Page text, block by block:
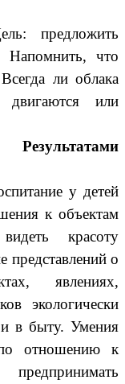
предложить
Напомнить, что
ли облака
или
у детей
к объектам
красоту
о
явлениях,
экологически
и в быту. Умения
по отношению к